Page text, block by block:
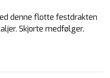
denne flotte festdrakten
Skjorte medfølger.